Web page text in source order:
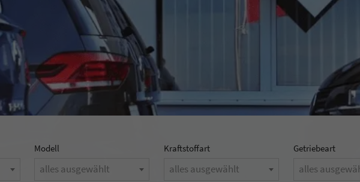
Modell
alles ausgewählt
Kraftstoffart
alles ausgewählt
Getriebeart
alles